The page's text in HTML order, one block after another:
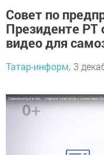
Совет по
Президенте РТ
видео для
Татар-информ, 3